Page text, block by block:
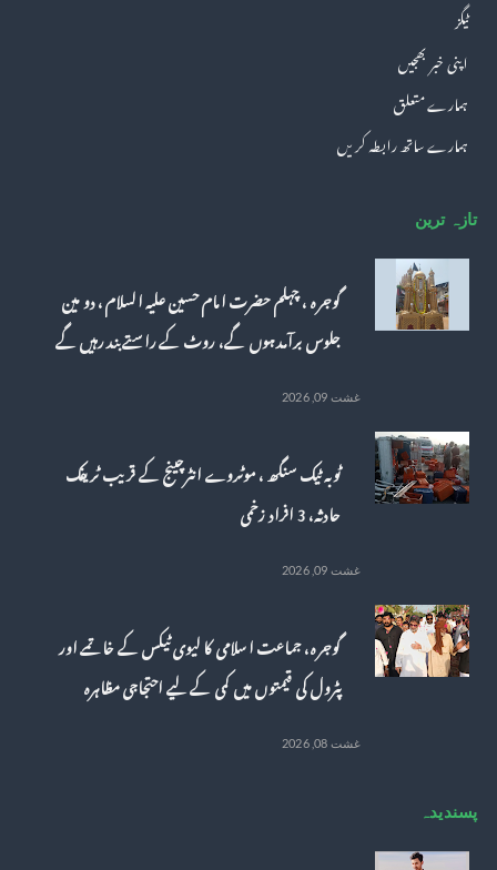
ٹیگز
اپنی خبر بھجیں
ہمارے متعلق
ہمارے ساتھ رابطہ کریں
تازہ ترین
گوجرہ ، چہلم حضرت امام حسین علیہ السلام، دو مین
جلوس برآمد ہوں گے، روٹ کے راستے بند رہیں گے
غشت 09, 2026
ٹوبہ ٹیک سنگھ ، موٹروے انٹرچینج کے قریب ٹریفک
حادثہ، 3 افراد زخمی
غشت 09, 2026
گوجرہ، جماعت اسلامی کا لیوی ٹیکس کے خاتمے اور
پٹرول کی قیمتوں میں کمی کے لیے احتجاجی مظاہرہ
غشت 08, 2026
پسندیدہ